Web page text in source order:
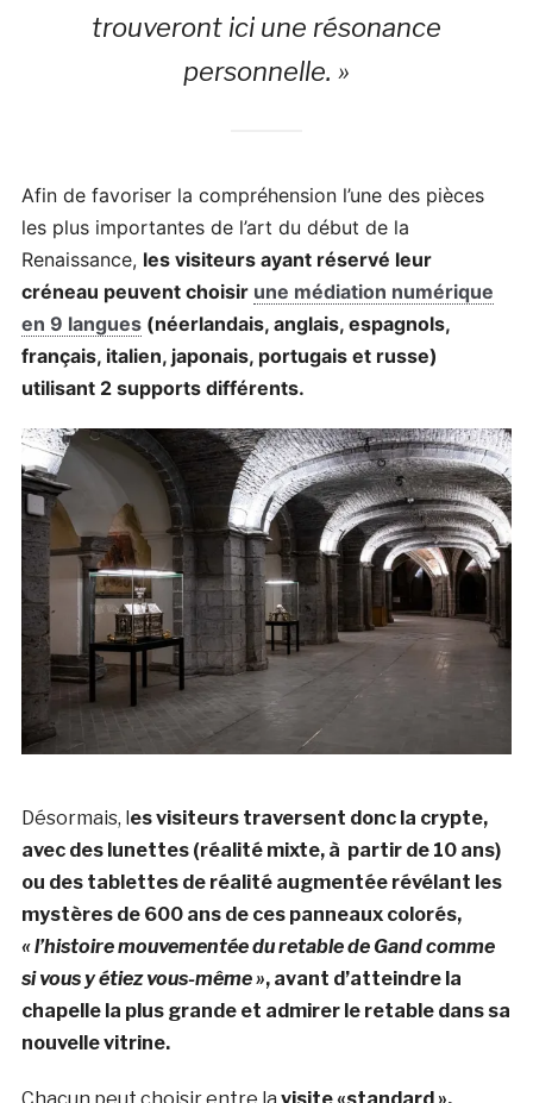
trouveront ici une résonance
personnelle. »
Afin de favoriser la compréhension l’une des pièces
les plus importantes de l’art du début de la
Renaissance, les visiteurs ayant réservé leur
créneau peuvent choisir une médiation numérique
en 9 langues(néerlandais, anglais, espagnols,
français, italien, japonais, portugais et russe)
utilisant 2 supports différents.
Désormais, l es visiteurs traversent donc la crypte,
avec des lunettes (réalité mixte, à partir de 10 ans)
ou des tablettes de réalité augmentée révélant les
mystères de 600 ans de ces panneaux colorés,
« l’histoire mouvementée du retable de Gand comme
si vous y étiez vous-même », avant d’atteindre la
chapelle la plus grande et admirer le retable dans sa
nouvelle vitrine.